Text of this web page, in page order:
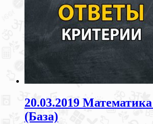
20.03.2019 Математика
(База)